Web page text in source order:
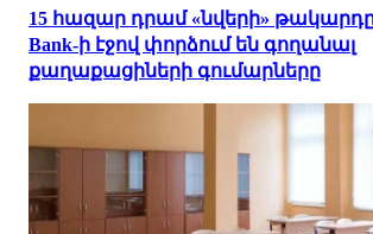
15 հազար դրամ «նվերի»
Bank-ի էջով փորձում են գողանալ
քաղաքացիների գումարները